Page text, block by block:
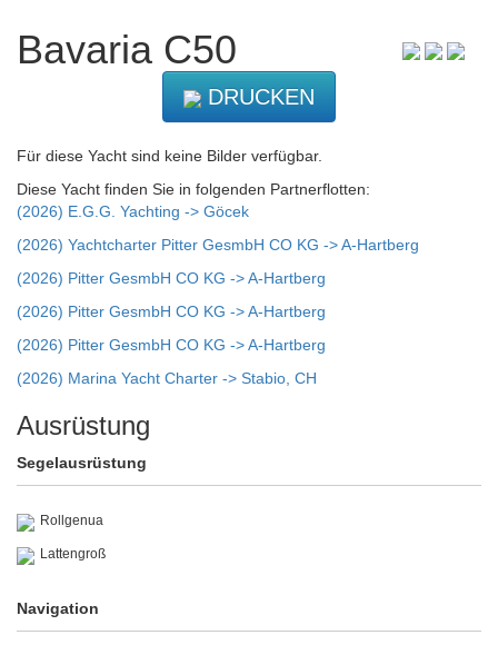
Bavaria C50
DRUCKEN
Für diese Yacht sind keine Bilder verfügbar.
Diese Yacht finden Sie in folgenden Partnerflotten:
(2026) E.G.G. Yachting -> Göcek
(2026) Yachtcharter Pitter GesmbH CO KG -> A-Hartberg
(2026) Pitter GesmbH CO KG -> A-Hartberg
(2026) Pitter GesmbH CO KG -> A-Hartberg
(2026) Pitter GesmbH CO KG -> A-Hartberg
(2026) Marina Yacht Charter -> Stabio, CH
Ausrüstung
Segelausrüstung
Rollgenua
Lattengroß
Navigation